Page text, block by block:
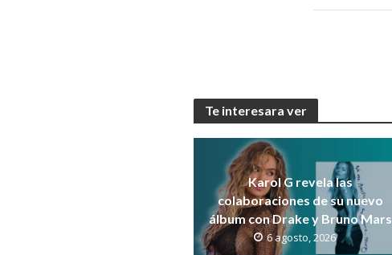
Te interesara ver
Karol G revela las
colaboraciones de su nuevo
álbum con Drake y Bruno Mars
6 agosto, 2026